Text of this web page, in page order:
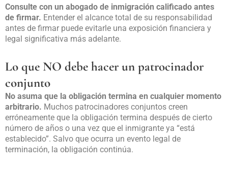
Consulte con un abogado de inmigración calificado antes
de firmar. Entender el alcance total de su responsabilidad
antes de firmar puede evitarle una exposición financiera y
legal significativa más adelante.
Lo que NO debe hacer un patrocinador
conjunto
No asuma que la obligación termina en cualquier momento
arbitrario. Muchos patrocinadores conjuntos creen
erróneamente que la obligación termina después de cierto
número de años o una vez que el inmigrante ya “está
establecido”. Salvo que ocurra un evento legal de
terminación, la obligación continúa.